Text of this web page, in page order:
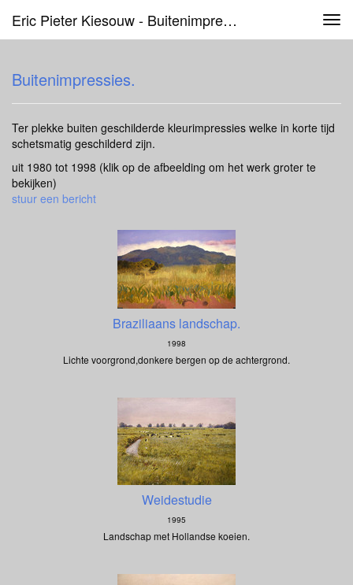
Eric Pieter Kiesouw - Buitenimpressies.
Buitenimpressies.
Ter plekke buiten geschilderde kleurimpressies welke in korte tijd
schetsmatig geschilderd zijn.
uit 1980 tot 1998 (klik op de afbeelding om het werk groter te
bekijken)
stuur een bericht
Braziliaans landschap.
1998
Lichte voorgrond,donkere bergen op de achtergrond.
Weidestudie
1995
Landschap met Hollandse koeien.